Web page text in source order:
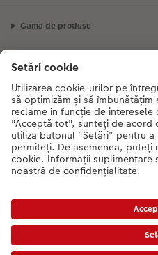
Gama de produse
CEWE Fotolumea
Dacă aveți întrebări despre